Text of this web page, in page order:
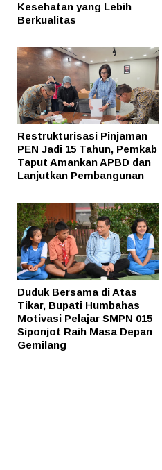
Kesehatan yang Lebih
Berkualitas
Restrukturisasi Pinjaman
PEN Jadi 15 Tahun, Pemkab
Taput Amankan APBD dan
Lanjutkan Pembangunan
Duduk Bersama di Atas
Tikar, Bupati Humbahas
Motivasi Pelajar SMPN 015
Siponjot Raih Masa Depan
Gemilang